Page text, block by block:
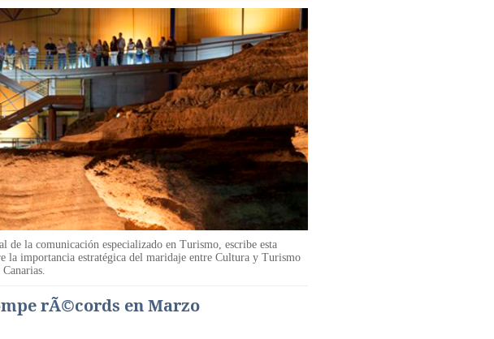
la comunicación especializado en Turismo, escribe esta
la importancia estratégica del maridaje entre Cultura y Turismo
rÃ©cords en Marzo